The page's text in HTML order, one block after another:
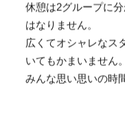
休憩は2グループに
はなりません。
広くてオシャレなス
いてもかまいません。
みんな思い思いの時